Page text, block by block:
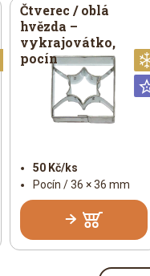
Čtverec / oblá
hvězda –
vykrajovátko,
pocín
50 Kč/ks
Pocín / 36 × 36 mm
Vánoční